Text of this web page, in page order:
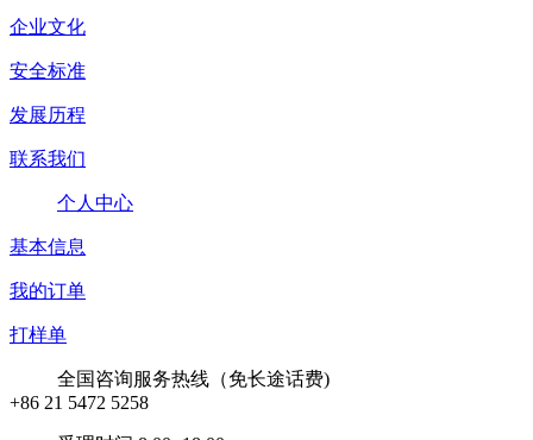
企业文化
安全标准
发展历程
联系我们
个人中心
基本信息
我的订单
打样单
全国咨询服务热线（免长途话费)
+86 21 5472 5258